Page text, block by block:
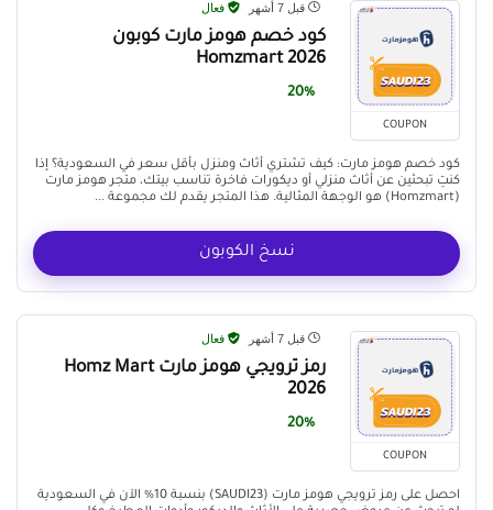
COUPON
قبل 7 أشهر فعال
كود خصم هومز مارت كوبون
Homzmart 2026
20%
كود خصم هومز مارت: كيف تشتري أثاث ومنزل بأقل سعر في السعودية؟ إذا
كنتِ تبحثين عن أثاث منزلي أو ديكورات فاخرة تناسب بيتك، متجر هومز مارت
(Homzmart) هو الوجهة المثالية. هذا المتجر يقدم لك مجموعة ...
نسخ الكوبون
COUPON
قبل 7 أشهر فعال
رمز ترويجي هومز مارت Homz Mart
2026
20%
احصل على رمز ترويجي هومز مارت (SAUDI23) بنسبة 10% الآن في السعودية